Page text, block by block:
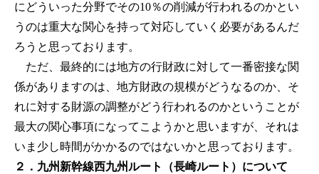
にどういった分野でその10％の削減が行われるのかとい
うのは重大な関心を持って対応していく必要があるんだ
ろうと思っております。
ただ、最終的には地方の行財政に対して一番密接な関
係がありますのは、地方財政の規模がどうなるのか、そ
れに対する財源の調整がどう行われるのかということが
最大の関心事項になってこようかと思いますが、それは
いま少し時間がかかるのではないかと思っております。
２．九州新幹線西九州ルート（長崎ルート）について